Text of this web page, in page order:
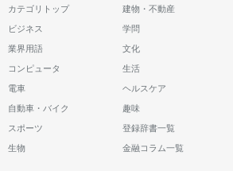
カテゴリトップ 建物・不動産
ビジネス 学問
業界用語 文化
コンピュータ 生活
電車 ヘルスケア
自動車・バイク 趣味
スポーツ 登録辞書一覧
生物 金融コラム一覧